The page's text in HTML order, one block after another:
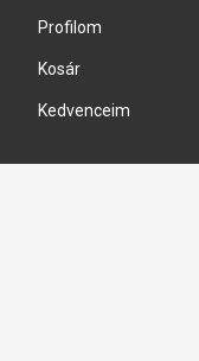
Profilom
Kosár
Kedvenceim